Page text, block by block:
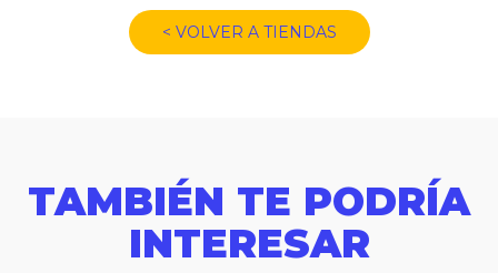
< VOLVER A TIENDAS
TAMBIÉN TE PODRÍA
INTERESAR